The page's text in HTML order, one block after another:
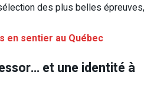
des plus belles épreuves,
en sentier au Québec
et une identité à